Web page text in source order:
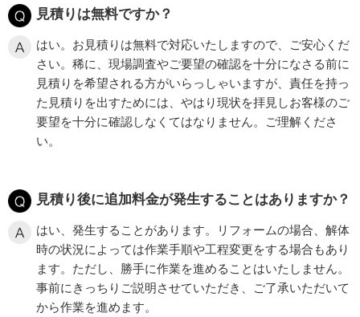
見積りは無料ですか？
はい。お見積りは無料で対応いたしますので、ご安心くだ
さい。稀に、現場調査やご要望の確認を十分になさる前に
見積りを希望される方がいらっしゃいますが、責任を持っ
た見積りを出すためには、やはり現状を拝見しお客様のご
要望を十分に確認しなくてはなりません。ご理解くださ
い。
見積り後に追加料金が発生することはありますか？
はい、発生することがあります。リフォームの場合、解体
時の状況によっては作業手順や工程変更をする場合もあり
ます。ただし、勝手に作業を進めることはいたしません。
事前にきっちりご説明させていただき、ご了承いただいて
から作業を進めます。